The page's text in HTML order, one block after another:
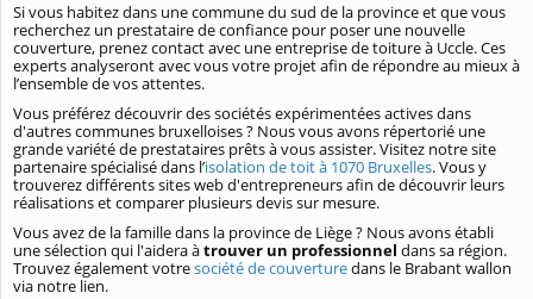
Si vous habitez dans une commune du sud de la province et que vous
recherchez un prestataire de confiance pour poser une nouvelle
couverture, prenez contact avec une entreprise de toiture à Uccle. Ces
experts analyseront avec vous votre projet afin de répondre au mieux à
l’ensemble de vos attentes.
Vous préférez découvrir des sociétés expérimentées actives dans
d'autres communes bruxelloises ? Nous vous avons répertorié une
grande variété de prestataires prêts à vous assister. Visitez notre site
partenaire spécialisé dans l’isolation de toit à 1070 Bruxelles. Vous y
trouverez différents sites web d'entrepreneurs afin de découvrir leurs
réalisations et comparer plusieurs devis sur mesure.
Vous avez de la famille dans la province de Liège ? Nous avons établi
une sélection qui l'aidera àtrouver un professionnel dans sa région.
Trouvez également votresociété de couverturedans le Brabant wallon
via notre lien.